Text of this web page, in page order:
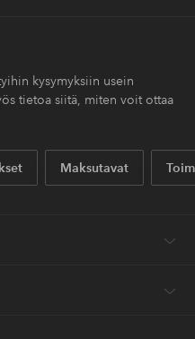
kysymyksiin usein
tietoa siitä, miten voit ottaa
Maksutavat